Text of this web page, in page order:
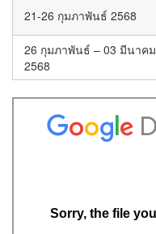
21-26 กุมภาพันธ์ 2568
26 กุมภาพันธ์ – 03 มีนาคม
2568